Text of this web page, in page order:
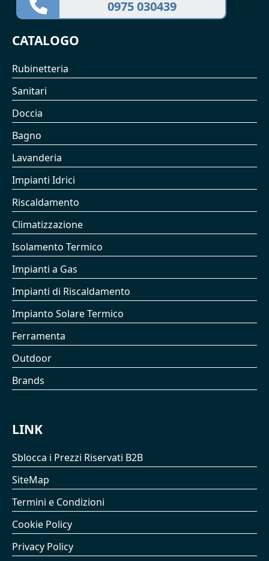
0975 030439
CATALOGO
Rubinetteria
Sanitari
Doccia
Bagno
Lavanderia
Impianti Idrici
Riscaldamento
Climatizzazione
Isolamento Termico
Impianti a Gas
Impianti di Riscaldamento
Impianto Solare Termico
Ferramenta
Outdoor
Brands
LINK
Sblocca i Prezzi Riservati B2B
SiteMap
Termini e Condizioni
Cookie Policy
Privacy Policy